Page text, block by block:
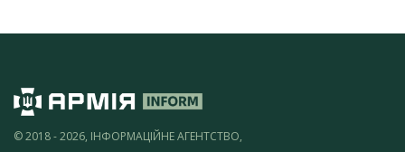
© 2018 - 2026, ІНФОРМАЦІЙНЕ АГЕНТСТВО,